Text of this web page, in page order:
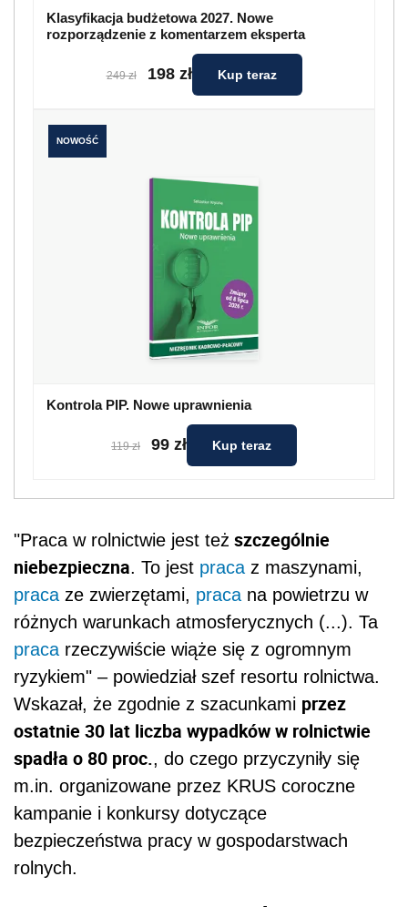
Klasyfikacja budżetowa 2027. Nowe
rozporządzenie z komentarzem eksperta
249 zł 198 zł Kup teraz
NOWOŚĆ
Kontrola PIP. Nowe uprawnienia
119 zł 99 zł Kup teraz
"Praca w rolnictwie jest też szczególnie
niebezpieczna. To jest praca z maszynami,
praca ze zwierzętami, praca na powietrzu w
różnych warunkach atmosferycznych (...). Ta
praca rzeczywiście wiąże się z ogromnym
ryzykiem" – powiedział szef resortu rolnictwa.
Wskazał, że zgodnie z szacunkami przez
ostatnie 30 lat liczba wypadków w rolnictwie
spadła o 80 proc., do czego przyczyniły się
m.in. organizowane przez KRUS coroczne
kampanie i konkursy dotyczące
bezpieczeństwa pracy w gospodarstwach
rolnych.